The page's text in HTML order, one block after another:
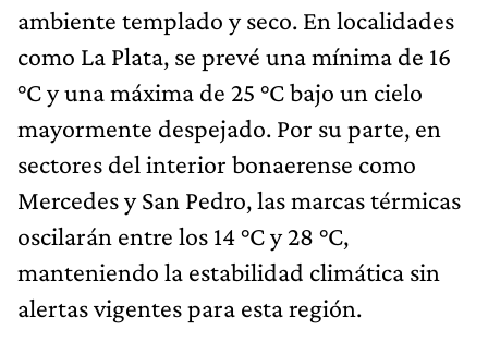
ambiente templado y seco. En localidades
como La Plata, se prevé una mínima de 16
°C y una máxima de 25 °C bajo un cielo
mayormente despejado. Por su parte, en
sectores del interior bonaerense como
Mercedes y San Pedro, las marcas térmicas
oscilarán entre los 14 °C y 28 °C,
manteniendo la estabilidad climática sin
alertas vigentes para esta región.